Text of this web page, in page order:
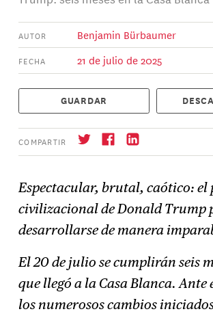
AUTOR Benjamin Bürbaumer
FECHA 21 de julio de 2025
GUARDAR
COMPARTIR
→ Suscríbase
Espectacular, brutal, caótico: el
civilizacional de Donald Trump
desarrollarse de manera
El 20 de julio se cumplirán seis
que llegó a la Casa Blanca. Ante
los numerosos cambios